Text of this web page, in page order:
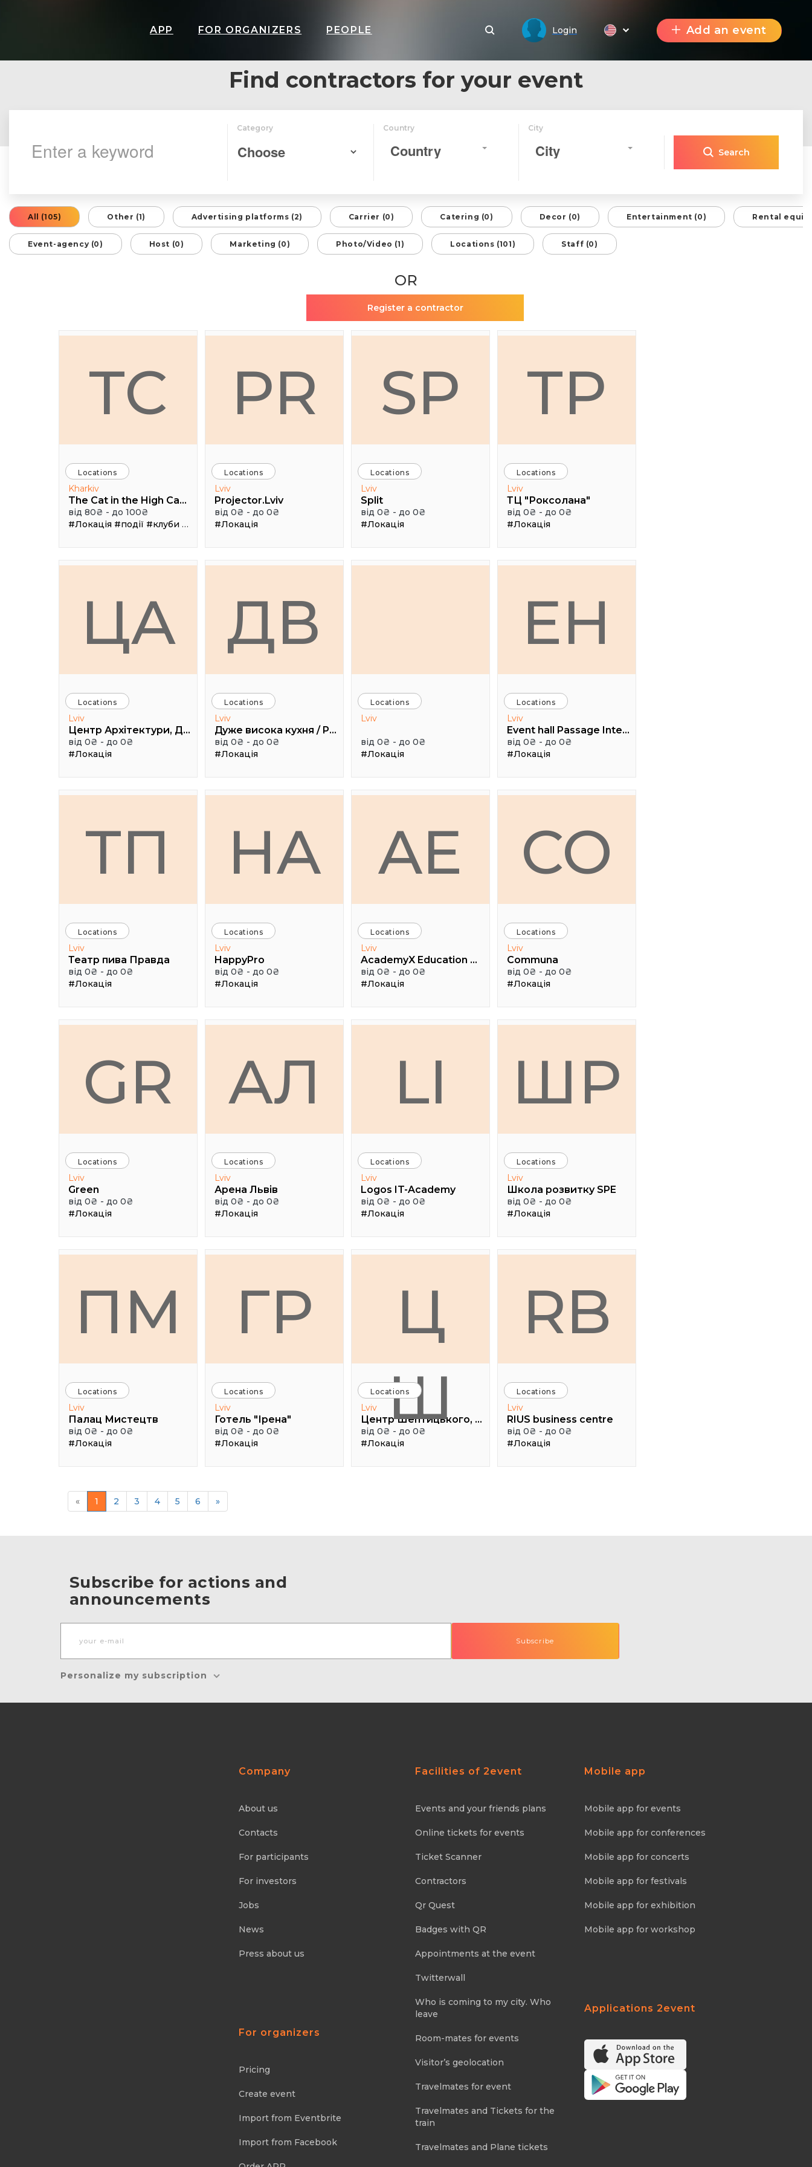
APP FOR ORGANIZERS PEOPLE Login Add an event
Find contractors for your event
Category Country
Country
City
City Search
All (105) Other (1) Advertising platforms (2) Carrier (0) Catering (0) Decor (0) Entertainment (0) Rental
Event-agency (0) Host (0) Marketing (0) Photo/Video (1) Locations (101) Staff (0)
OR
Register a contractor
TC
Locations
Kharkiv
The Cat in the High Castle
від 80₴ - до 100₴
#Локація #події #клуби #Зал
PR
Locations
Lviv
Projector.Lviv
від 0₴ - до 0₴
#Локація
SP
Locations
Lviv
Split
від 0₴ - до 0₴
#Локація
ТР
Locations
Lviv
ТЦ "Роксолана"
від 0₴ - до 0₴
#Локація
ЦА
Locations
Lviv
Центр Архітектури, Дизайну та Урбаністики Порохова ВЕЖА
від 0₴ - до 0₴
#Локація
ДВ
Locations
Lviv
Дуже висока кухня / Pretty High Kitchen
від 0₴ - до 0₴
#Локація
Locations
Lviv
від 0₴ - до 0₴
#Локація
EH
Locations
Lviv
Event hall Passage Interdit
від 0₴ - до 0₴
#Локація
ТП
Locations
Lviv
Театр пива Правда
від 0₴ - до 0₴
#Локація
HA
Locations
Lviv
HappyPro
від 0₴ - до 0₴
#Локація
AE
Locations
Lviv
AcademyX Education Hub
від 0₴ - до 0₴
#Локація
CO
Locations
Lviv
Communa
від 0₴ - до 0₴
#Локація
GR
Locations
Lviv
Green
від 0₴ - до 0₴
#Локація
АЛ
Locations
Lviv
Арена Львів
від 0₴ - до 0₴
#Локація
LI
Locations
Lviv
Logos IT-Academy
від 0₴ - до 0₴
#Локація
ШР
Locations
Lviv
Школа розвитку SPE
від 0₴ - до 0₴
#Локація
ПМ
Locations
Lviv
Палац Мистецтв
від 0₴ - до 0₴
#Локація
ГР
Locations
Lviv
Готель "Ірена"
від 0₴ - до 0₴
#Локація
Ц
Ш
Locations
Lviv
Центр Шептицького, 1 поверх, паркова аудиторія
від 0₴ - до 0₴
#Локація
RB
Locations
Lviv
RIUS business centre
від 0₴ - до 0₴
#Локація
« 1 2 3 4 5 6 »
Subscribe for actions and
announcements
Personalize my subscription
Company
About us
Contacts
For participants
For investors
Jobs
News
Press about us
For organizers
Pricing
Create event
Import from Eventbrite
Import from Facebook
Facilities of 2event
Events and your friends plans
Online tickets for events
Ticket Scanner
Contractors
Qr Quest
Badges with QR
Appointments at the event
Twitterwall
Who is coming to my city. Who
leave
Room-mates for events
Visitor’s geolocation
Travelmates for event
Travelmates and Tickets for the
train
Travelmates and Plane tickets
Mobile app
Mobile app for events
Mobile app for conferences
Mobile app for concerts
Mobile app for festivals
Mobile app for exhibition
Mobile app for workshop
Applications 2event